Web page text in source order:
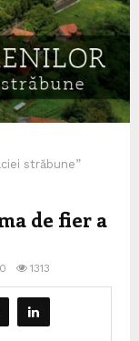
străbune”
de fier a
0 1313